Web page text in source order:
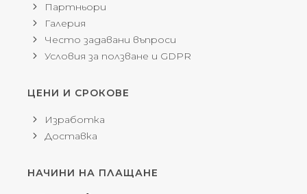
Партньори
Галерия
Често задавани въпроси
Условия за ползване и GDPR
ЦЕНИ И СРОКОВЕ
Изработка
Доставка
НАЧИНИ НА ПЛАЩАНЕ